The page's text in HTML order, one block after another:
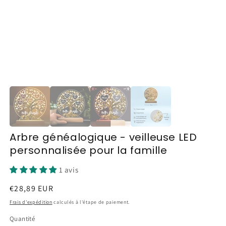
Arbre généalogique - veilleuse LED
personnalisée pour la famille
1 avis
Prix
habituel
€28,89 EUR
Frais d'expédition calculés à l'étape de paiement.
Quantité